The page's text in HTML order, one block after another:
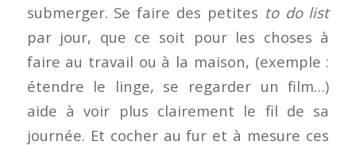
submerger. Se faire des petites to do list
par jour, que ce soit pour les choses à
faire au travail ou à la maison, (exemple :
étendre le linge, se regarder un film…)
aide à voir plus clairement le fil de sa
journée. Et cocher au fur et à mesure ces